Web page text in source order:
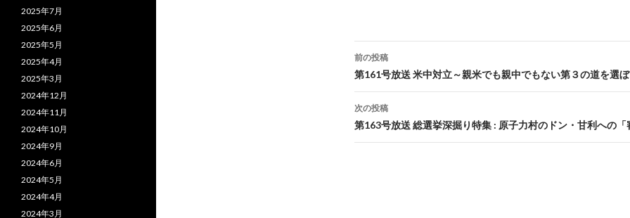
投
稿
ナ
前の投稿
第161号放送 米中対立～親米でも親中でもない第３の道を選ぼ
次の投稿
第163号放送 総選挙深掘り特集 : 原子力村のドン・甘利への「
2025年7月
2025年6月
2025年5月
2025年4月
2025年3月
2024年12月
2024年11月
2024年10月
2024年9月
2024年6月
2024年5月
2024年4月
2024年3月